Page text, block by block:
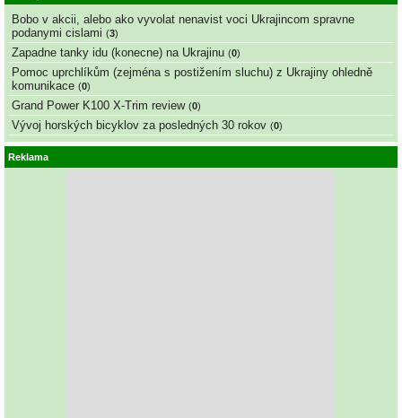
Bobo v akcii, alebo ako vyvolat nenavist voci Ukrajincom spravne
podanymi cislami (3)
Zapadne tanky idu (konecne) na Ukrajinu (0)
Pomoc uprchlíkům (zejména s postižením sluchu) z Ukrajiny ohledně
komunikace (0)
Grand Power K100 X-Trim review (0)
Vývoj horských bicyklov za posledných 30 rokov (0)
Reklama